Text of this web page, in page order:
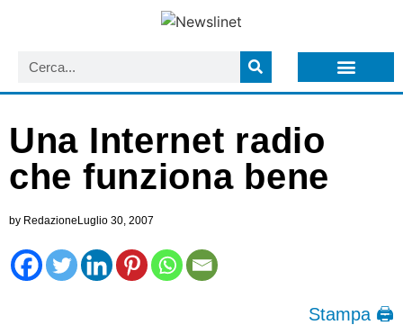
Una Internet radio
che funziona bene
by RedazioneLuglio 30, 2007
Stampa 🖨